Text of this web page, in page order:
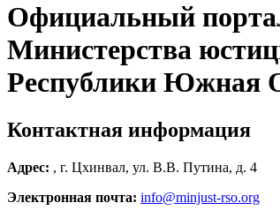
Официальный
Министерства
Республики Южная
Контактная информация
Адрес: , г. Цхинвал, ул. В.В. Путина, д. 4
Электронная почта: info@minjust-rso.org